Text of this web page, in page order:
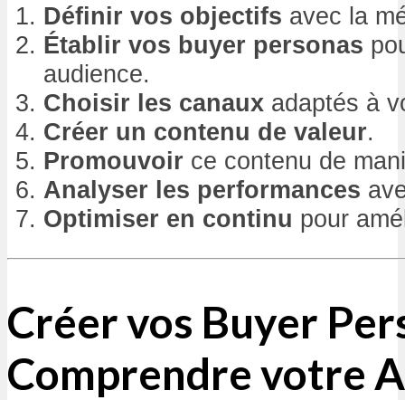
Définir vos objectifs avec la
Établir vos buyer personas
audience.
Choisir les canaux adaptés à
Créer un contenu de valeur.
Promouvoir ce contenu de
Analyser les performances
Optimiser en continu pour
Créer vos Buyer
Comprendre votre